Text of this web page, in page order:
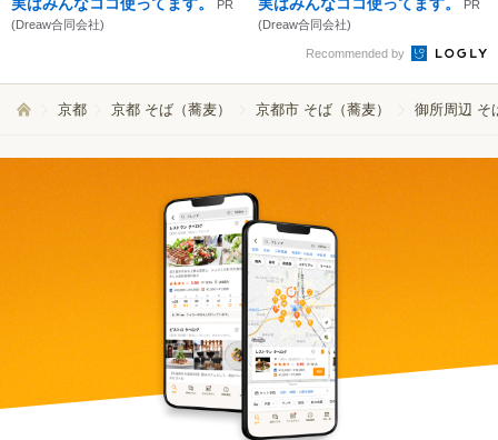
PR
(Dreaw合同会社)
PR
(Dreaw合同会社)
Recommended by
京都 京都 そば（蕎麦） 京都市 そば（蕎麦） 御所周辺 そ